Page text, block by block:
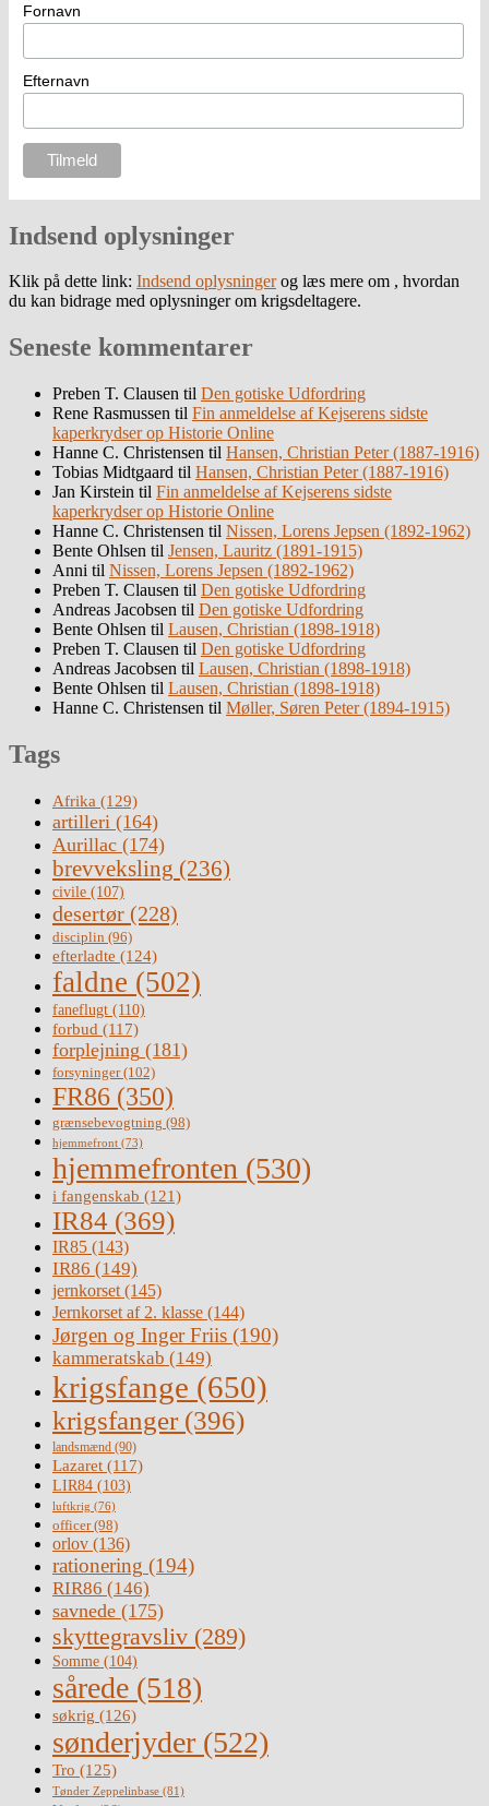
Fornavn
Efternavn
Indsend oplysninger
Klik på dette link: Indsend oplysningerog læs mere om , hvordan
du kan bidrage med oplysninger om krigsdeltagere.
Seneste kommentarer
Preben T. Clausen til Den gotiske Udfordring
Rene Rasmussen til Fin anmeldelse af Kejserens sidste
kaperkrydser op Historie Online
Hanne C. Christensen til Hansen, Christian Peter (1887-1916)
Tobias Midtgaard til Hansen, Christian Peter (1887-1916)
Jan Kirstein til Fin anmeldelse af Kejserens sidste
kaperkrydser op Historie Online
Hanne C. Christensen til Nissen, Lorens Jepsen (1892-1962)
Bente Ohlsen til Jensen, Lauritz (1891-1915)
Anni til Nissen, Lorens Jepsen (1892-1962)
Preben T. Clausen til Den gotiske Udfordring
Andreas Jacobsen til Den gotiske Udfordring
Bente Ohlsen til Lausen, Christian (1898-1918)
Preben T. Clausen til Den gotiske Udfordring
Andreas Jacobsen til Lausen, Christian (1898-1918)
Bente Ohlsen til Lausen, Christian (1898-1918)
Hanne C. Christensen til Møller, Søren Peter (1894-1915)
Tags
Afrika (129)
artilleri (164)
Aurillac (174)
brevveksling (236)
civile (107)
desertør (228)
disciplin (96)
efterladte (124)
faldne (502)
faneflugt (110)
forbud (117)
forplejning (181)
forsyninger(102)
FR86 (350)
grænsebevogtning (98)
hjemmefront (73)
hjemmefronten (530)
i fangenskab (121)
IR84 (369)
IR85 (143)
IR86 (149)
jernkorset(145)
Jernkorset af 2. klasse (144)
Jørgen og Inger Friis (190)
kammeratskab (149)
krigsfange (650)
krigsfanger (396)
landsmænd (90)
Lazaret (117)
LIR84 (103)
luftkrig (76)
officer(98)
orlov (136)
rationering (194)
RIR86 (146)
savnede (175)
skyttegravsliv (289)
Somme (104)
sårede (518)
søkrig (126)
sønderjyder (522)
Tro (125)
Tønder Zeppelinbase (81)